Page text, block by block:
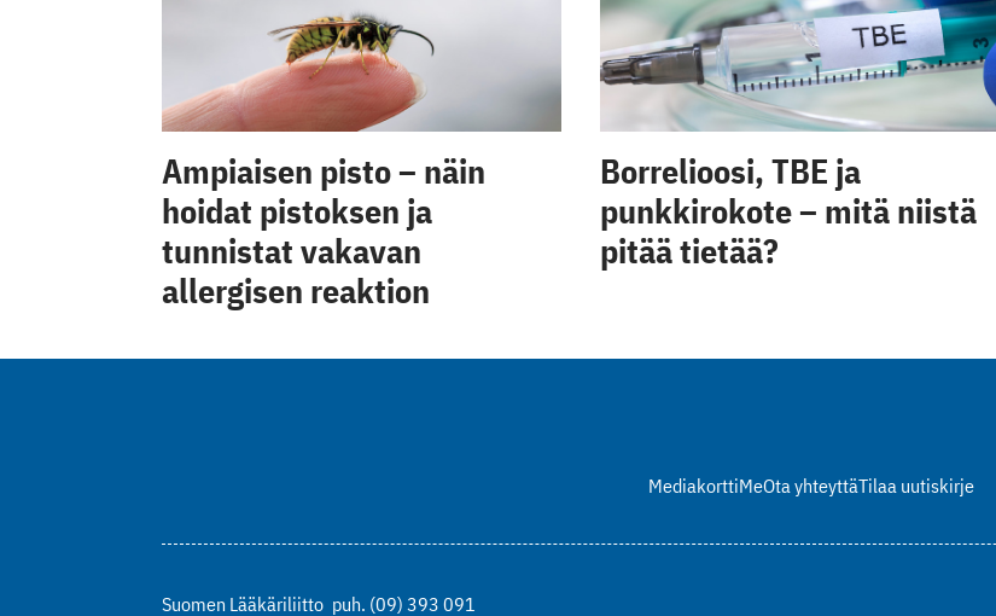
Ampiaisen pisto – näin
hoidat pistoksen ja
tunnistat vakavan
allergisen reaktion
Borrelioosi, TBE ja
punkkirokote – mitä niistä
pitää tietää?
MediakorttiMeOta yhteyttäTilaa uutiskirje
Suomen Lääkäriliitto puh. (09) 393 091